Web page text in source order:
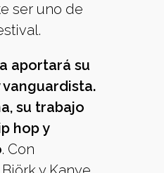
ser uno de
aportará su
su trabajo
hop y
. Con